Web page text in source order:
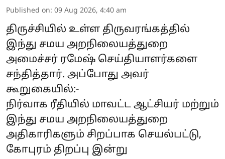
Published on: 09 Aug 2026, 4:40 am
திருச்சியில் உள்ள திருவரங்கத்தில்
இந்து சமய அறநிலையத்துறை
அமைச்சர் ரமேஷ் செய்தியாளர்களை
சந்தித்தார். அப்போது அவர்
கூறுகையில்:-
நிர்வாக ரீதியில் மாவட்ட ஆட்சியர் மற்றும்
இந்து சமய அறநிலையத்துறை
அதிகாரிகளும் சிறப்பாக செயல்பட்டு,
கோபுரம் திறப்பு இன்று